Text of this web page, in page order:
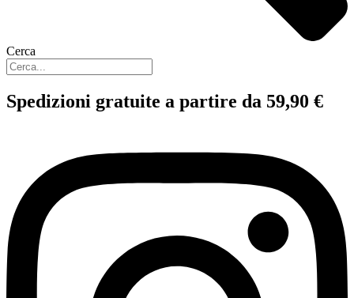
Cerca
Spedizioni gratuite a partire da 59,90 €